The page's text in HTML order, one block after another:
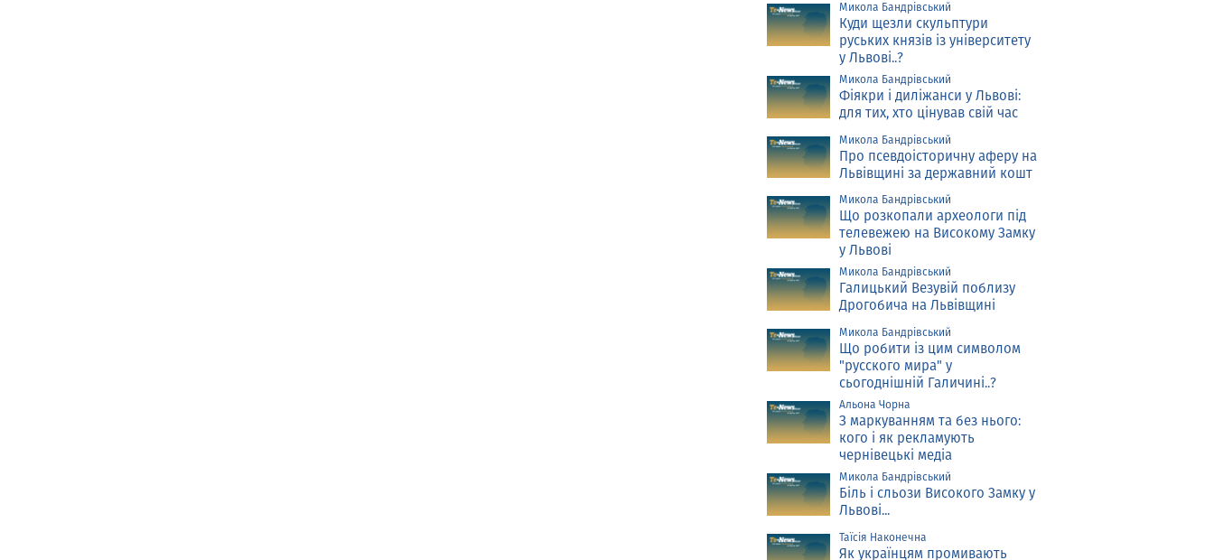
Микола Бандрівський
Куди щезли скульптури
руських князів із університету
у Львові..?
Микола Бандрівський
Фіякри і диліжанси у Львові:
для тих, хто цінував свій час
Микола Бандрівський
Про псевдоісторичну аферу на
Львівщині за державний кошт
Микола Бандрівський
Що розкопали археологи під
телевежею на Високому Замку
у Львові
Микола Бандрівський
Галицький Везувій поблизу
Дрогобича на Львівщині
Микола Бандрівський
Що робити із цим символом
"русского мира" у
сьогоднішній Галичині..?
Альона Чорна
З маркуванням та без нього:
кого і як рекламують
чернівецькі медіа
Микола Бандрівський
Біль і сльози Високого Замку у
Львові...
Таїсія Наконечна
Як українцям промивають